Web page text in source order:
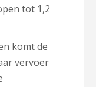
tot 1,2
komt de
vervoer